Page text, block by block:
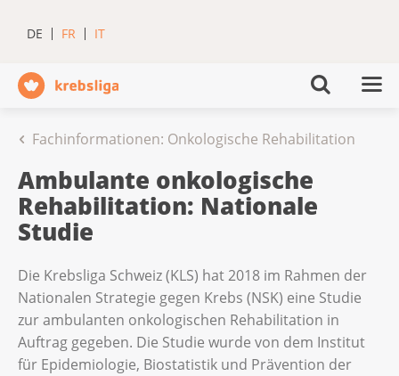
DE FR IT
Fachinformationen: Onkologische Rehabilitation
Ambulante onkologische
Rehabilitation: Nationale
Studie
Die Krebsliga Schweiz (KLS) hat 2018 im Rahmen der
Nationalen Strategie gegen Krebs (NSK) eine Studie
zur ambulanten onkologischen Rehabilitation in
Auftrag gegeben. Die Studie wurde von dem Institut
für Epidemiologie, Biostatistik und Prävention der